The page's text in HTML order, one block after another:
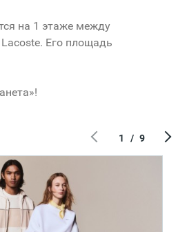
на 1 этаже между
Lacoste. Его площадь
1 / 9